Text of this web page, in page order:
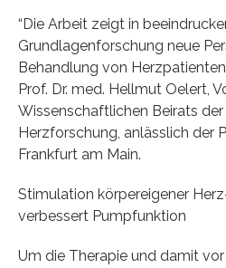
“Die Arbeit zeigt in
Grundlagenforschung neue
Behandlung von
Prof. Dr. med. Hellmut Oelert,
Wissenschaftlichen Beirats
Herzforschung, anlässlich der
Frankfurt am Main.
Stimulation körpereigener
verbessert Pumpfunktion
Um die Therapie und damit